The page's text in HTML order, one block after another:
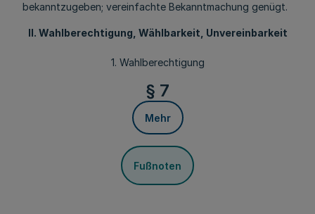
bekanntzugeben; vereinfachte Bekanntmachung genügt.
II. Wahlberechtigung, Wählbarkeit, Unvereinbarkeit
1. Wahlberechtigung
§ 7
Mehr
Fußnoten